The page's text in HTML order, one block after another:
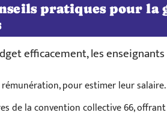
pratiques pour la
efficacement, les
pour estimer leur salaire.
de la convention collective 66,